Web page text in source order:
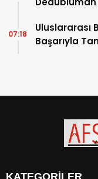
Uluslararası
Başarıyla
07:18